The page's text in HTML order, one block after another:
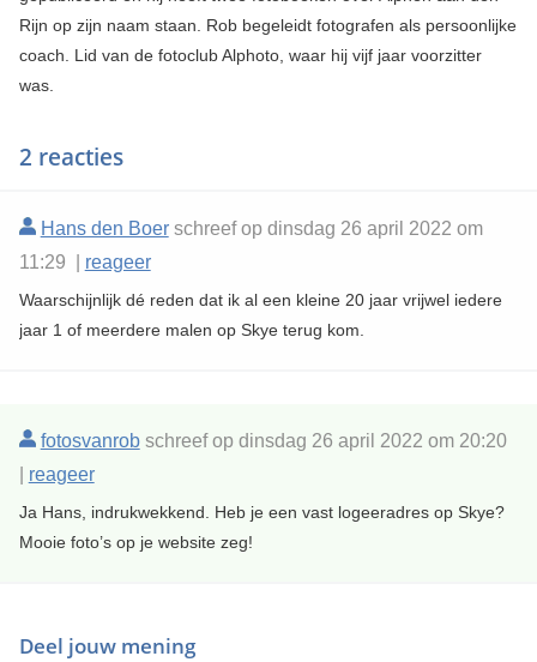
Rijn op zijn naam staan. Rob begeleidt fotografen als persoonlijke
coach. Lid van de fotoclub Alphoto, waar hij vijf jaar voorzitter
was.
2 reacties
Hans den Boerschreef op dinsdag 26 april 2022 om
11:29 | reageer
Waarschijnlijk dé reden dat ik al een kleine 20 jaar vrijwel iedere
jaar 1 of meerdere malen op Skye terug kom.
fotosvanrobschreef op dinsdag 26 april 2022 om 20:20
reageer
Ja Hans, indrukwekkend. Heb je een vast logeeradres op Skye?
Mooie foto’s op je website zeg!
Deel jouw mening